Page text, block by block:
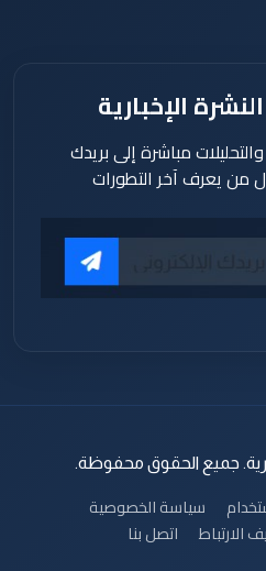
الإخبارية
مباشرة إلى بريدك
من يعرف آخر التطورات
سياسة الخصوصية
الارتباط
اتصل بنا